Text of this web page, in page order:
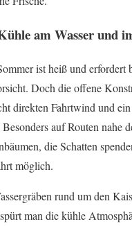
am Wasser und
ist heiß und erfordert
Doch die offene
direkten Fahrtwind und
auf Routen nahe
die Schatten
möglich.
rund um den
man die kühle